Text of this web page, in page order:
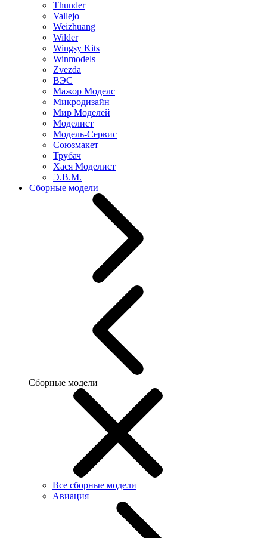
Thunder
Vallejo
Weizhuang
Wilder
Wingsy Kits
Winmodels
Zvezda
ВЭС
Мажор Моделс
Микродизайн
Мир Моделей
Моделист
Модель-Сервис
Союзмакет
Трубач
Хася Моделист
Э.В.М.
Сборные модели
Сборные модели
Все сборные модели
Авиация